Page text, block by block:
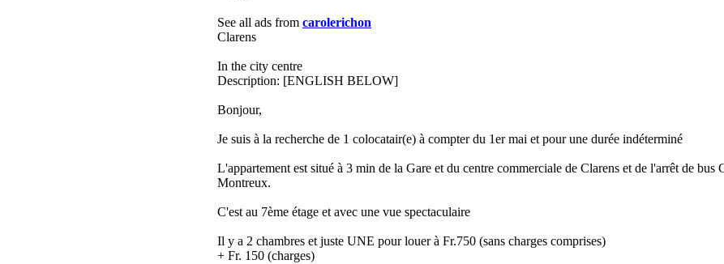
See all ads from carolerichon
Clarens
In the city centre
Description: [ENGLISH BELOW]
Bonjour,
Je suis à la recherche de 1 colocatair(e) à compter du 1er mai et pour une durée indéterminé
L'appartement est situé à 3 min de la Gare et du centre commerciale de Clarens et de l'arrêt de bus
Montreux.
C'est au 7ème étage et avec une vue spectaculaire
Il y a 2 chambres et juste UNE pour louer à Fr.750 (sans charges comprises)
+ Fr. 150 (charges)